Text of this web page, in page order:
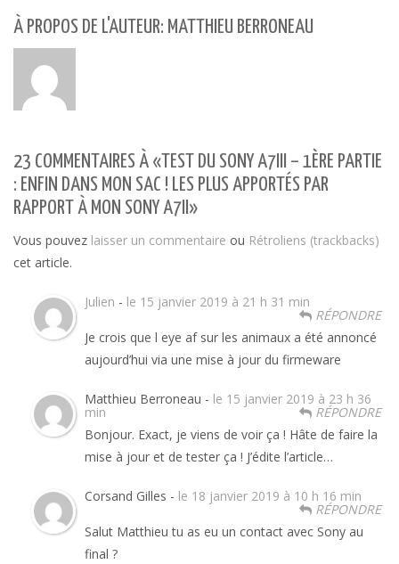
À PROPOS DE L'AUTEUR: MATTHIEU BERRONEAU
23 COMMENTAIRES À «TEST DU SONY A7III – 1ÈRE PARTIE
: ENFIN DANS MON SAC ! LES PLUS APPORTÉS PAR
RAPPORT À MON SONY A7II»
Vous pouvez laisser un commentaire ou Rétroliens (trackbacks)
cet article.
Julien - le 15 janvier 2019 à 21 h 31 min
RÉPONDRE
Je crois que l eye af sur les animaux a été annoncé
aujourd’hui via une mise à jour du firmeware
Matthieu Berroneau - le 15 janvier 2019 à 23 h 36
min
RÉPONDRE
Bonjour. Exact, je viens de voir ça ! Hâte de faire la
mise à jour et de tester ça ! J’édite l’article…
Corsand Gilles - le 18 janvier 2019 à 10 h 16 min
RÉPONDRE
Salut Matthieu tu as eu un contact avec Sony au
final ?